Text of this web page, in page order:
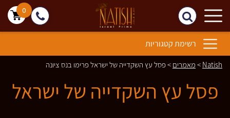
0
רשימת קטגוריות
Natish
> מאמרים >פסל עץ השקדייה של ישראל פרימו בנס ציונה
פסל עץ השקדייה של ישראל